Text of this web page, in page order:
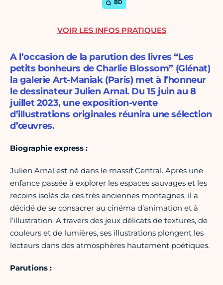
BD
A l’occasion de la parution des livres “Les
petits bonheurs de Charlie Blossom” (Glénat)
la galerie Art-Maniak (Paris) met à l’honneur
le dessinateur Julien Arnal. Du 15 juin au 8
juillet 2023, une exposition-vente
d’illustrations originales réunira une sélection
d’œuvres.
Biographie express :
Julien Arnal est né dans le massif Central. Après une
enfance passée à explorer les espaces sauvages et les
recoins isolés de ces très anciennes montagnes, il a
décidé de se consacrer au cinéma d’animation et à
l’illustration. A travers des jeux délicats de textures, de
couleurs et de lumières, ses illustrations plongent les
lecteurs dans des atmosphères hautement poétiques.
Parutions :
VOIR LES INFOS PRATIQUES